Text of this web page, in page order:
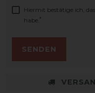
Hiermit bestätige ich,
habe. *
SENDEN